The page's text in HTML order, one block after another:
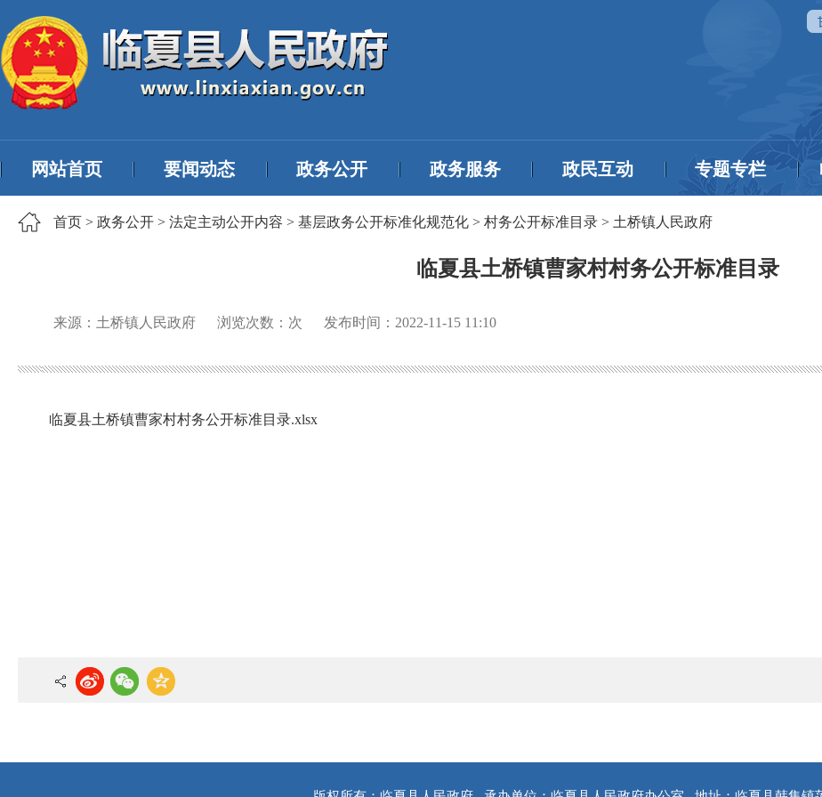
网站首页 要闻动态 政务公开 政务服务 政民互动 专题专栏
首页 > 政务公开 > 法定主动公开内容 > 基层政务公开标准化规范化 > 村务公开标准目录 > 土桥镇人民政府
临夏县土桥镇曹家村村务公开标准目录
来源：土桥镇人民政府 浏览次数： 次 发布时间： 2022-11-15 11:10
临夏县土桥镇曹家村村务公开标准目录.xlsx